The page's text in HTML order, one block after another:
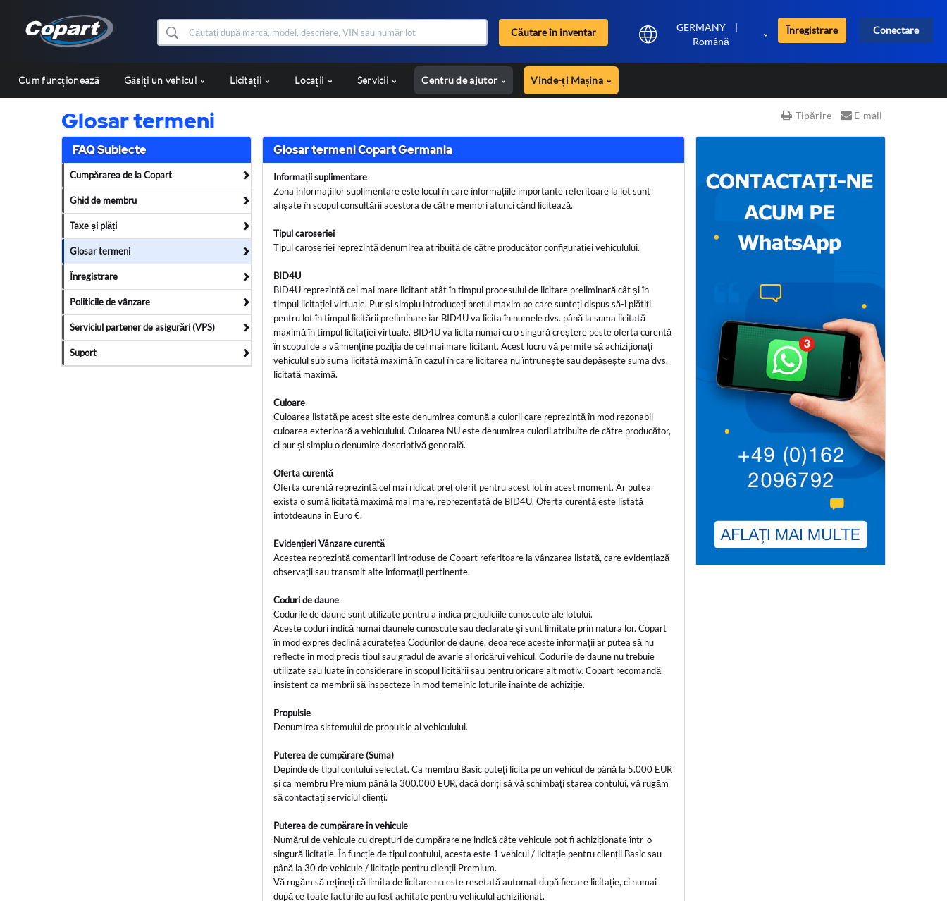
Căutare în inventar GERMANY
|
Română
Înregistrare Conectare
Cum funcționează Găsiți un vehicul Licitații Locații Servicii Centru de ajutor Vinde-ți Mașina
Glosar termeni Tipărire E-mail
FAQ Subiecte
Cumpărarea de la Copart
Ghid de membru
Taxe și plăți
Glosar termeni
Înregistrare
Politicile de vânzare
Serviciul partener de asigurări (VPS)
Suport
Glosar termeni Copart Germania
Informații suplimentare
Zona informațiilor suplimentare este locul în care informațiile importante referitoare la lot sunt
afișate în scopul consultării acestora de către membri atunci când licitează.
Tipul caroseriei
Tipul caroseriei reprezintă denumirea atribuită de către producător configurației vehiculului.
BID4U
BID4U reprezintă cel mai mare licitant atât în timpul procesului de licitare preliminară cât și în
timpul licitației virtuale. Pur și simplu introduceți prețul maxim pe care sunteți dispus să-l plătiți
pentru lot în timpul licitării preliminare iar BID4U va licita în numele dvs. până la suma licitată
maximă în timpul licitației virtuale. BID4U va licita numai cu o singură creștere peste oferta curentă
în scopul de a vă menține poziția de cel mai mare licitant. Acest lucru vă permite să achiziționați
vehiculul sub suma licitată maximă în cazul în care licitarea nu întrunește sau depășește suma dvs.
licitată maximă.
Culoare
Culoarea listată pe acest site este denumirea comună a culorii care reprezintă în mod rezonabil
culoarea exterioară a vehiculului. Culoarea NU este denumirea culorii atribuite de către producător,
ci pur și simplu o denumire descriptivă generală.
Oferta curentă
Oferta curentă reprezintă cel mai ridicat preț oferit pentru acest lot în acest moment. Ar putea
exista o sumă licitată maximă mai mare, reprezentată de BID4U. Oferta curentă este listată
întotdeauna în Euro €.
Evidențieri Vânzare curentă
Acestea reprezintă comentarii introduse de Copart referitoare la vânzarea listată, care evidențiază
observații sau transmit alte informații pertinente.
Coduri de daune
Codurile de daune sunt utilizate pentru a indica prejudiciile cunoscute ale lotului.
Aceste coduri indică numai daunele cunoscute sau declarate și sunt limitate prin natura lor. Copart
în mod expres declină acuratețea Codurilor de daune, deoarece aceste informații ar putea să nu
reflecte în mod precis tipul sau gradul de avarie al oricărui vehicul. Codurile de daune nu trebuie
utilizate sau luate în considerare în scopul licitării sau pentru oricare alt motiv. Copart recomandă
insistent ca membrii să inspecteze în mod temeinic loturile înainte de achiziție.
Propulsie
Denumirea sistemului de propulsie al vehiculului.
Puterea de cumpărare (Suma)
Depinde de tipul contului selectat. Ca membru Basic puteți licita pe un vehicul de până la 5.000 EUR
și ca membru Premium până la 300.000 EUR, dacă doriți să vă schimbați starea contului, vă rugăm
să contactați serviciul clienți.
Puterea de cumpărare în vehicule
Numărul de vehicule cu drepturi de cumpărare ne indică câte vehicule pot fi achiziționate într-o
singură licitație. În funcție de tipul contului, acesta este 1 vehicul / licitație pentru clienții Basic sau
până la 30 de vehicule / licitație pentru clienții Premium.
Vă rugăm să rețineți că limita de licitare nu este resetată automat după fiecare licitație, ci numai
după ce toate facturile au fost achitate pentru vehiculul achiziționat.